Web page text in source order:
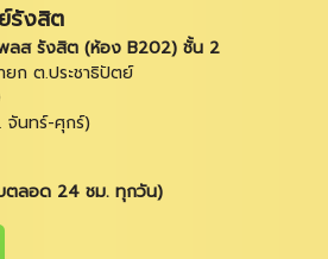
รังสิต
ลส รังสิต (ห้อง B202) ชั้น 2
ก ต.ประชาธิปัตย์
จันทร์-ศุกร์)
ตลอด 24 ชม. ทุกวัน)